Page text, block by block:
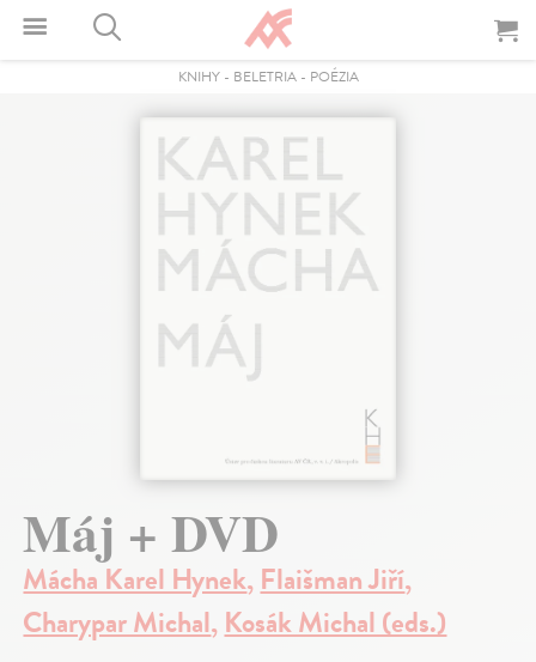
KNIHY- BELETRIA- POÉZIA
Máj + DVD
Mácha Karel Hynek,Flaišman Jiří,
Charypar Michal,Kosák Michal (eds.)